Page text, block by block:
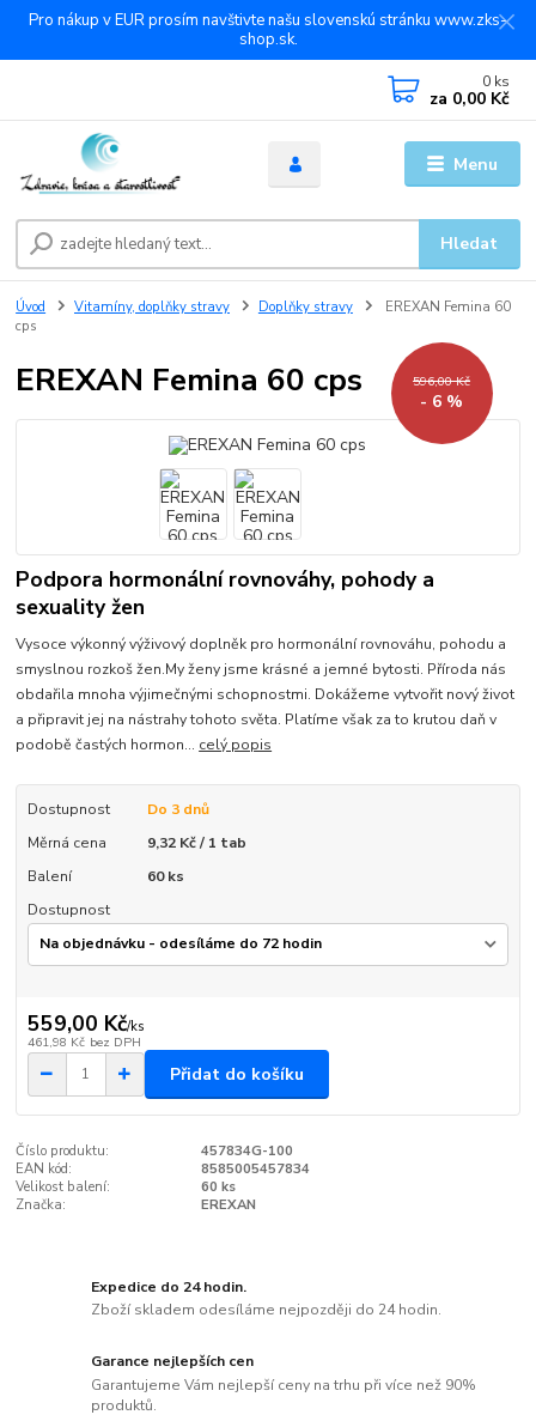
Pro nákup v EUR prosím navštivte našu slovenskú stránku www.zks-
shop.sk.
Menu
Hledat
0 ks
za 0,00 Kč
Úvod Vitamíny, doplňky stravy Doplňky stravy
EREXAN Femina 60
cps
EREXAN Femina 60 cps 596,00 Kč
- 6 %
Podpora hormonální rovnováhy, pohody a
sexuality žen
Vysoce výkonný výživový doplněk pro hormonální rovnováhu, pohodu a
smyslnou rozkoš žen.My ženy jsme krásné a jemné bytosti. Příroda nás
obdařila mnoha výjimečnými schopnostmi. Dokážeme vytvořit nový život
a připravit jej na nástrahy tohoto světa. Platíme však za to krutou daň v
podobě častých hormon... celý popis
Dostupnost
Do 3 dnů
Měrná cena
9,32 Kč / 1 tab
Balení
60 ks
Dostupnost
559,00 Kč/ks
461,98 Kč bez DPH
Přidat do košíku
Číslo produktu:
457834G-100
EAN kód:
8585005457834
Velikost balení:
60 ks
Značka:
EREXAN
Expedice do 24 hodin.
Zboží skladem odesíláme nejpozději do 24 hodin.
Garance nejlepších cen
Garantujeme Vám nejlepší ceny na trhu při více než 90%
produktů.